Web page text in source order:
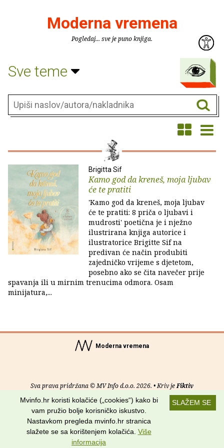
Moderna vremena
Pogledaj... sve je puno knjiga.
Sve teme
Brigitta Sif
Kamo god da kreneš, moja ljubav
će te pratiti
'Kamo god da kreneš, moja ljubav
će te pratiti: 8 priča o ljubavi i
mudrosti' poetična je i nježno
ilustrirana knjiga autorice i
ilustratorice Brigitte Sif na
predivan će način produbiti
zajedničko vrijeme s djetetom,
posebno ako se čita navečer prije
spavanja ili u mirnim trenucima odmora. Osam
minijatura,...
Moderna vremena
Sva prava pridržana © MV Info d.o.o. 2026. • Kriv jeFiktiv
Uvjeti korištenja RSS kanali
Potraži nas na:
SLAŽEM SE
Mvinfo.hr koristi kolačiće („cookies“) kako bi
vam pružio bolje korisničko iskustvo.
Nastavkom pregleda mvinfo.hr stranica
slažete se sa korištenjem kolačića. Više
informacija